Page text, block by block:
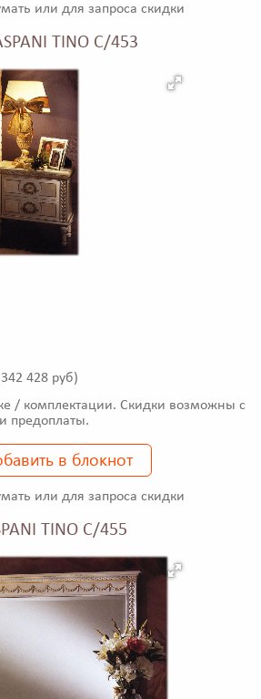
или для запроса скидки
TINO C/453
342 428 руб)
/ комплектации. Скидки возможны с
предоплаты.
в блокнот
или для запроса скидки
TINO C/455